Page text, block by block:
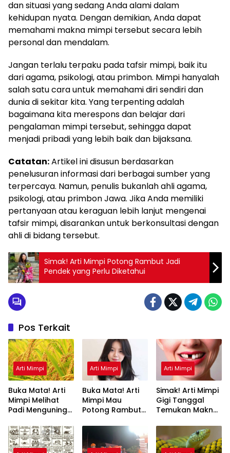
dan situasi yang sedang Anda alami dalam
kehidupan nyata. Dengan demikian, Anda dapat
memahami makna mimpi tersebut secara lebih
personal dan mendalam.
Jangan terlalu terpaku pada tafsir mimpi, baik itu
dari agama, psikologi, atau primbon. Mimpi hanyalah
salah satu cara untuk memahami diri sendiri dan
dunia di sekitar kita. Yang terpenting adalah
bagaimana kita merespons dan belajar dari
pengalaman mimpi tersebut, sehingga dapat
menjadi pribadi yang lebih baik dan bijaksana.
Catatan:Artikel ini disusun berdasarkan
penelusuran informasi dari berbagai sumber yang
terpercaya. Namun, penulis bukanlah ahli agama,
psikologi, atau primbon Jawa. Jika Anda memiliki
pertanyaan atau keraguan lebih lanjut mengenai
tafsir mimpi, disarankan untuk berkonsultasi dengan
ahli di bidang tersebut.
Simak! Arti Mimpi Potong Rambut Jadi
Pendek yang Perlu Diketahui
Pos Terkait
Arti Mimpi
Buka Mata! Arti
Mimpi Melihat
Padi Menguning
Diketahui
Arti Mimpi
Buka Mata! Arti
Mimpi Mau
Potong Rambut
Ini Penjelasannya
Arti Mimpi
Simak! Arti Mimpi
Gigi Tanggal
Temukan Makna